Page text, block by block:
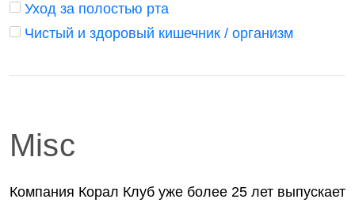
Уход за полостью рта
Чистый и здоровый кишечник / организм
Misc
Компания Корал Клуб уже более 25 лет выпускает